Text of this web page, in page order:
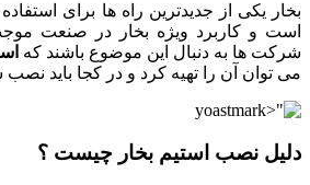
بخار یکی از جدیدترین راه ها برای
است و کاربرد ویژه بخار در صنعت
شرکت ها به دنبال این موضوع باشند که
می توان آن را تهیه کرد و در کجا باید نصب
دلیل نصب استیم بخار چیست ؟